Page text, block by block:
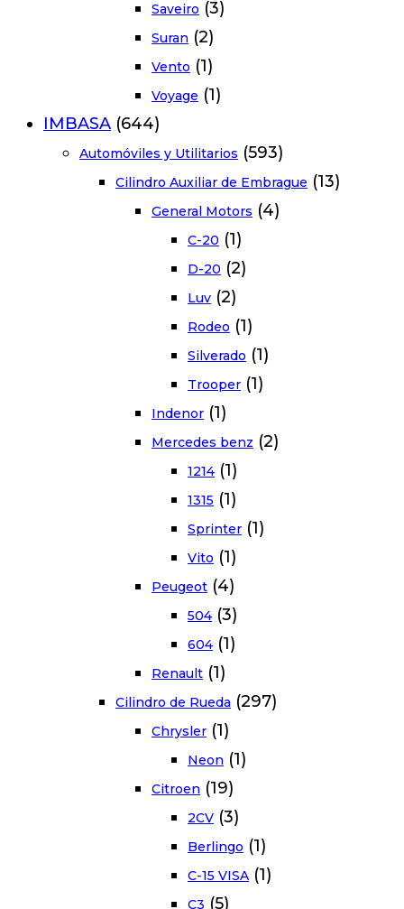
Saveiro (3)
Suran (2)
Vento (1)
Voyage (1)
IMBASA (644)
Automóviles y Utilitarios (593)
Cilindro Auxiliar de Embrague (13)
General Motors (4)
C-20 (1)
D-20 (2)
Luv (2)
Rodeo (1)
Silverado (1)
Trooper (1)
Indenor (1)
Mercedes benz (2)
1214 (1)
1315 (1)
Sprinter (1)
Vito (1)
Peugeot (4)
504 (3)
604 (1)
Renault (1)
Cilindro de Rueda (297)
Chrysler (1)
Neon (1)
Citroen (19)
2CV (3)
Berlingo (1)
C-15 VISA (1)
C3 (5)